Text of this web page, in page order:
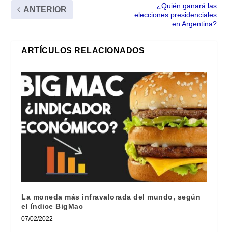
ANTERIOR
¿Quién ganará las
elecciones presidenciales
en Argentina?
ARTÍCULOS RELACIONADOS
La moneda más infravalorada del mundo, según
el índice BigMac
07/02/2022